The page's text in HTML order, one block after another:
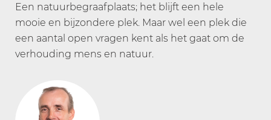
Een natuurbegraafplaats; het blijft een hele
mooie en bijzondere plek. Maar wel een plek die
een aantal open vragen kent als het gaat om de
verhouding mens en natuur.